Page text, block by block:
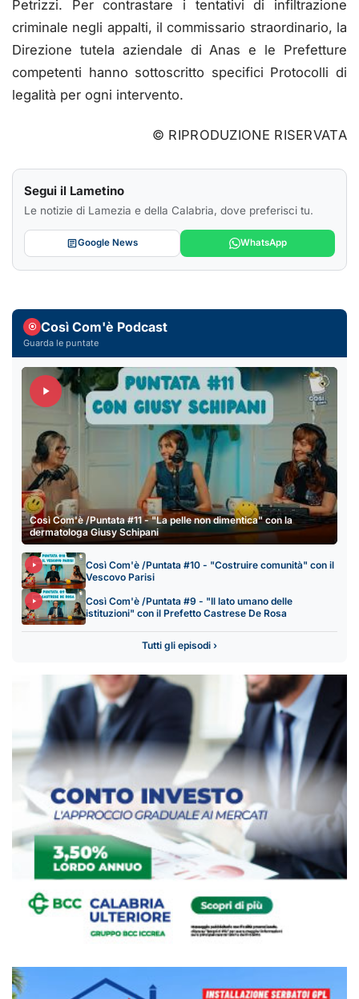
Petrizzi. Per contrastare i tentativi di infiltrazione
criminale negli appalti, il commissario straordinario, la
Direzione tutela aziendale di Anas e le Prefetture
competenti hanno sottoscritto specifici Protocolli di
legalità per ogni intervento.
© RIPRODUZIONE RISERVATA
Segui il Lametino
Le notizie di Lamezia e della Calabria, dove preferisci tu.
Google News WhatsApp
Così Com'è Podcast
Guarda le puntate
Così Com'è /Puntata #11 - "La pelle non dimentica" con la
dermatologa Giusy Schipani
Così Com'è /Puntata #10 - "Costruire comunità" con il
Vescovo Parisi
Così Com'è /Puntata #9 - "Il lato umano delle
istituzioni" con il Prefetto Castrese De Rosa
Tutti gli episodi ›